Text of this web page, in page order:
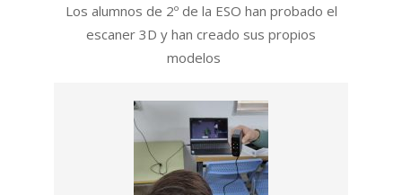
02
Los alumnos de 2º de la ESO han probado el
escaner 3D y han creado sus propios
modelos